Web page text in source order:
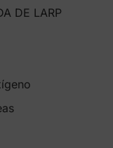
DE LARP